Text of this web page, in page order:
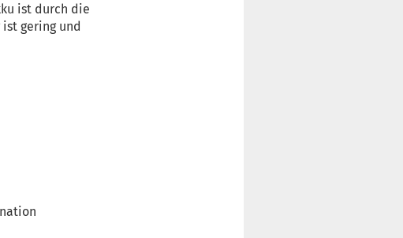
ist durch die
gering und